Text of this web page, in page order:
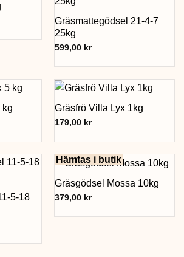
Gräsmattegödsel 21-4-7
25kg
599,00 kr
kg Gräsfrö Villa Lyx 1kg
179,00 kr
5-18
Hämtas i butik
Gräsgödsel Mossa 10kg
379,00 kr